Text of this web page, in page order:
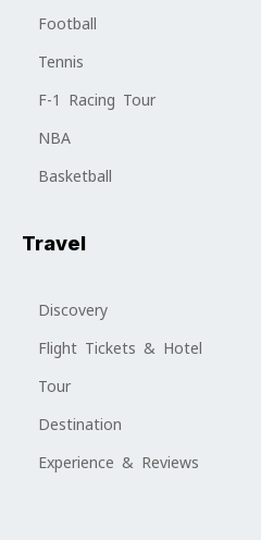
Football
Tennis
F-1 Racing Tour
NBA
Basketball
Travel
Discovery
Flight Tickets & Hotel
Tour
Destination
Experience & Reviews